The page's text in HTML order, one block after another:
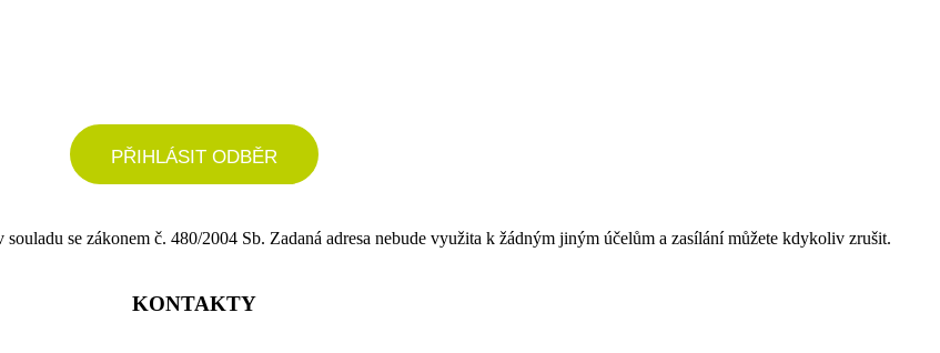
PŘIHLÁSIT ODBĚR
se zákonem č. 480/2004 Sb. Zadaná adresa nebude využita k žádným jiným účelům a zasílání můžete kdykoliv zrušit.
KONTAKTY